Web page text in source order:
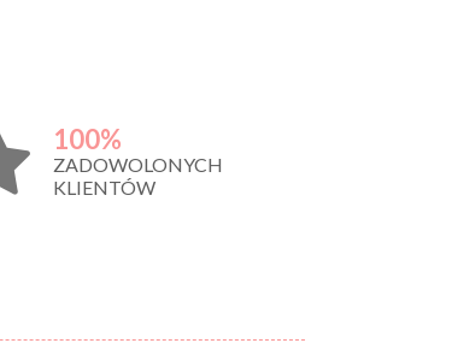
100%
ZADOWOLONYCH
KLIENTÓW